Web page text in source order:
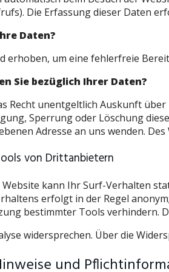
Die Erfassung dieser Daten
Daten?
erhoben, um eine fehlerfreie
Sie bezüglich Ihrer Daten?
Recht unentgeltlich Auskunft
Sperrung oder Löschung
Adresse an uns wenden.
von Drittanbietern
kann Ihr Surf-Verhalten
erfolgt in der Regel
bestimmter Tools verhindern.
widersprechen. Über die
und